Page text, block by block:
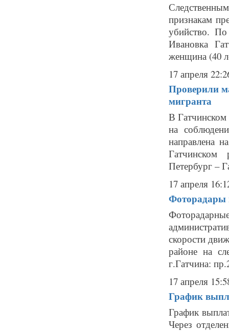
признакам
убийство.
Ивановка
женщина (40
17 апреля
Проверили
мигранта
В
на
направлена
Гатчинском
Петербург –
17 апреля
Фоторадары
скорости
районе на
г.Гатчина:
17 апреля
График
График
Через